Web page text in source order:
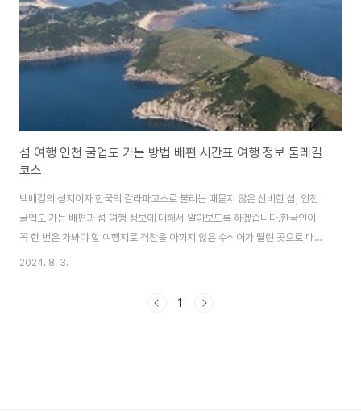
섬 여행 인천 굴업도 가는 방법 배편 시간표 여행 정보 둘레길
코스
백배킹의 성지이자 한국의 갈라파고스로 불리는 때묻지 않은 신비한 섬, 인천
굴업도 가는 배편과 섬 여행 정보에 대해서 알아보도록 하겠습니다.한국인이
꼭 한 번은 가봐야 할 여행지로 격찬을 아끼지 않은 수식어가 딸린 곳으로 매우
아름다운 섬, 굴업도로 여행 떠나보시기 바랍니다. 굴업도 가는 배편인천에
덕적도 가는 배편에 대한 정보는 아래 '인천 덕적도 배편과 여행정보 알아보기'
2024. 8. 3.
1